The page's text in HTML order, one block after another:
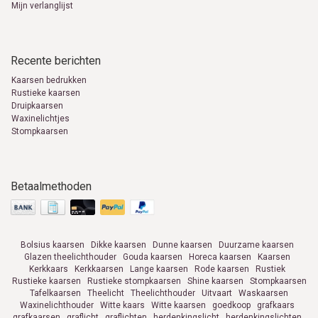
info@kaarsen-online.nl
Mijn verlanglijst
Recente berichten
Kaarsen bedrukken
Rustieke kaarsen
Druipkaarsen
Waxinelichtjes
Stompkaarsen
Betaalmethoden
Bolsius kaarsen Dikke kaarsen Dunne kaarsen
Duurzame kaarsen
Glazen theelichthouder
Gouda kaarsen Horeca kaarsen
Kaarsen
Kerkkaars
Kerkkaarsen Lange kaarsen Rode kaarsen
Rustiek
Rustieke kaarsen
Rustieke stompkaarsen Shine kaarsen
Stompkaarsen
Tafelkaarsen
Theelicht Theelichthouder Uitvaart
Waskaarsen
Waxinelichthouder
Witte kaars Witte kaarsen goedkoop
grafkaars